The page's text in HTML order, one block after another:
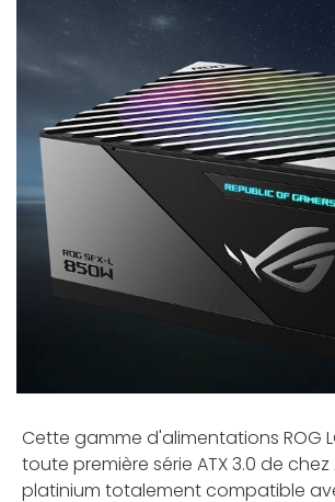
Cette gamme d'alimentations ROG
toute première série ATX 3.0 de chez
platinium totalement compatible